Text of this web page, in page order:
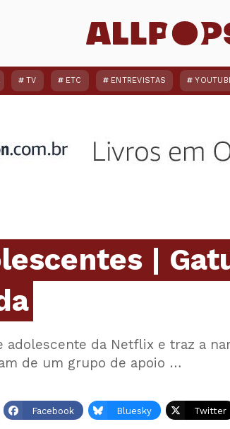
TV ETC ENTREVISTAS
|
adolescente da Netflix e traz a
de um grupo de apoio …
Facebook Bluesky Twitter